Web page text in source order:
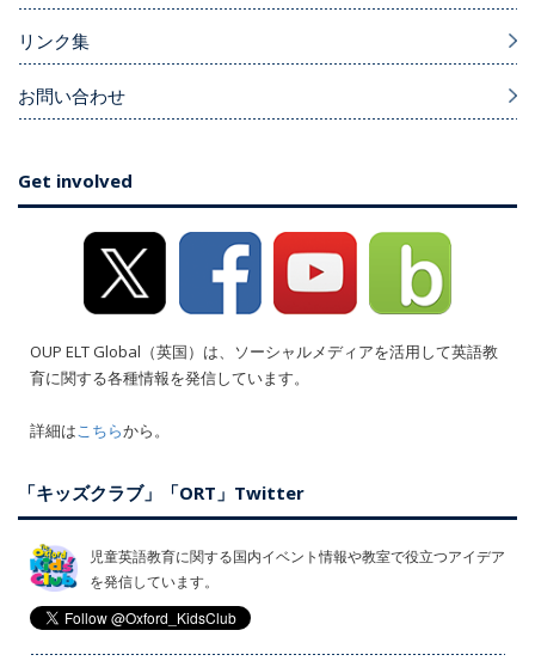
リンク集
お問い合わせ
Get involved
OUP ELT Global（英国）は、ソーシャルメディアを活用して英語教
育に関する各種情報を発信しています。
詳細はこちらから。
「キッズクラブ」「ORT」Twitter
児童英語教育に関する国内イベント情報や教室で役立つアイデア
を発信しています。